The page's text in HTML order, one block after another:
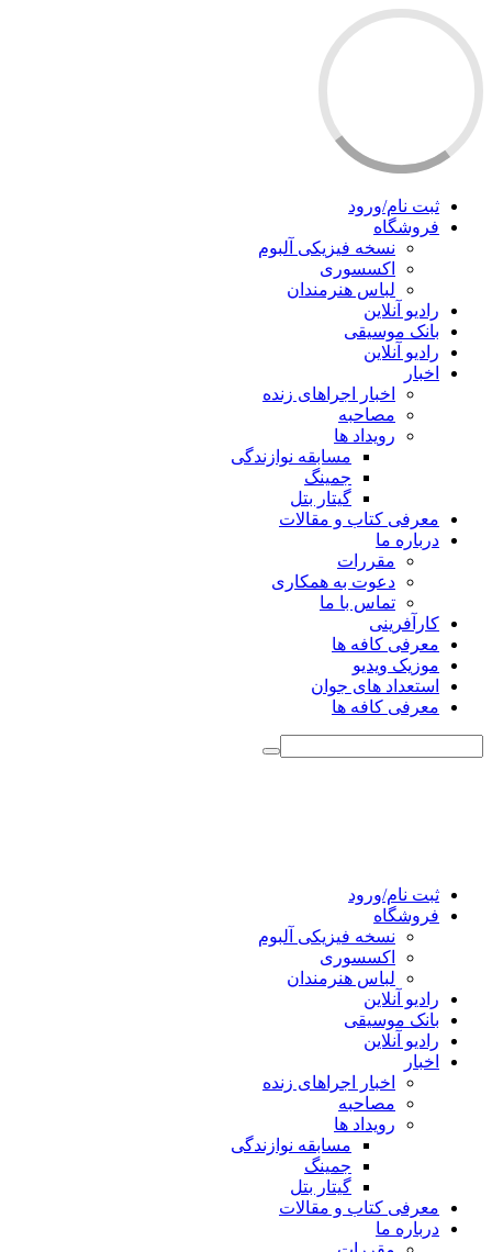
ثبت نام/ورود
فروشگاه
نسخه فیزیکی آلبوم
اکسسوری
لباس هنرمندان
رادیو آنلاین
بانک موسیقی
رادیو آنلاین
اخبار
اخبار اجراهای زنده
مصاحبه
رویداد ها
مسابقه نوازندگی
جمینگ
گیتار بتل
معرفی کتاب و مقالات
درباره ما
مقررات
دعوت به همکاری
تماس با ما
کارآفرینی
معرفی کافه ها
موزیک ویدیو
استعداد های جوان
معرفی کافه ها
ثبت نام/ورود
فروشگاه
نسخه فیزیکی آلبوم
اکسسوری
لباس هنرمندان
رادیو آنلاین
بانک موسیقی
رادیو آنلاین
اخبار
اخبار اجراهای زنده
مصاحبه
رویداد ها
مسابقه نوازندگی
جمینگ
گیتار بتل
معرفی کتاب و مقالات
درباره ما